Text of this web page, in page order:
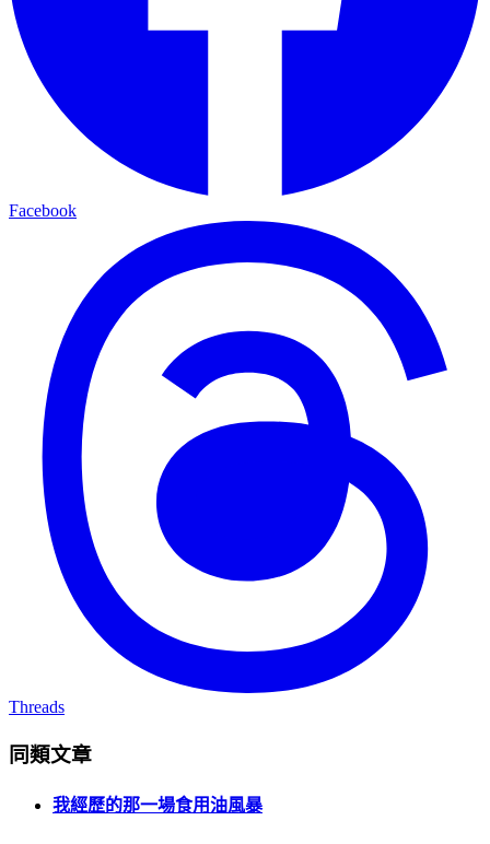
Facebook
Threads
同類文章
我經歷的那一場食用油風暴